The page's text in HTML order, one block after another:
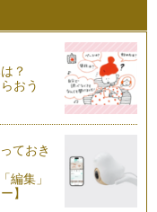
なる秋野菜！！
の移ろいを感じるよ
ロウィンをイメージし
こと。」絵本から学
移り変わってきまし
？
おう
ておき
編集」
】